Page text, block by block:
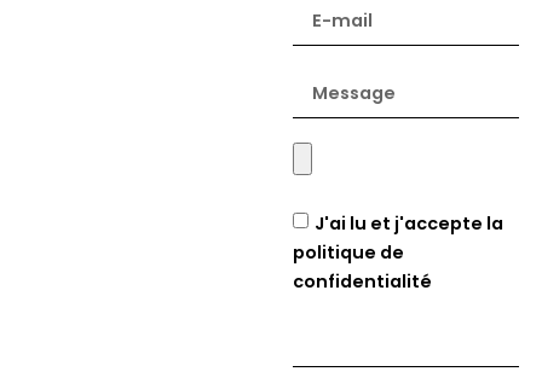
J'ai lu et j'accepte la
politique de
confidentialité